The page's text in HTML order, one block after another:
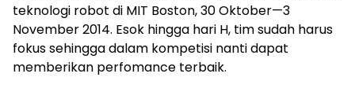
teknologi robot di MIT Boston, 30 Oktober—3
November 2014. Esok hingga hari H, tim sudah harus
fokus sehingga dalam kompetisi nanti dapat
memberikan perfomance terbaik.